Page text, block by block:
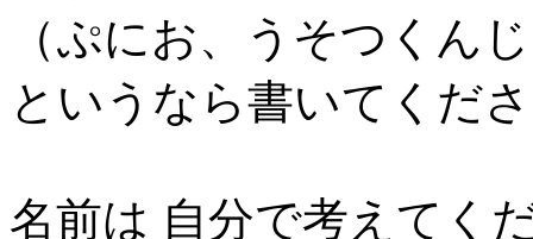
（ぷにお、うそつくん
というなら書いてくだ
名前は 自分で考えてく